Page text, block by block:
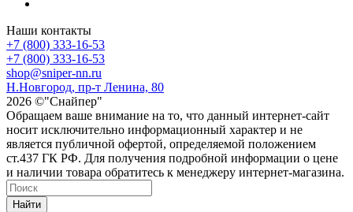
Наши контакты
+7 (800) 333-16-53
+7 (800) 333-16-53
shop@sniper-nn.ru
Н.Новгород, пр-т Ленина, 80
2026 ©"Снайпер"
Обращаем ваше внимание на то, что данный интернет-сайт
носит исключительно информационный характер и не
является публичной офертой, определяемой положением
ст.437 ГК РФ. Для получения подробной информации о цене
и наличии товара обратитесь к менеджеру интернет-магазина.
Найти